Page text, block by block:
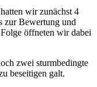
wir zunächst 4
zur Bewertung und
öffneten wir dabei
zwei sturmbedingte
beseitigen galt.